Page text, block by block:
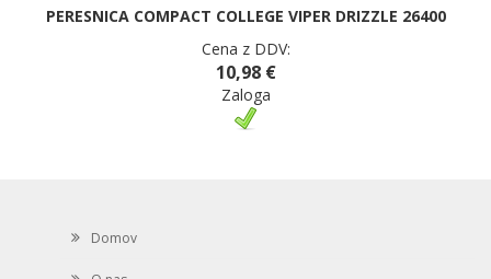
PERESNICA COMPACT COLLEGE VIPER DRIZZLE 26400
Cena z DDV:
10,98 €
Zaloga
Domov